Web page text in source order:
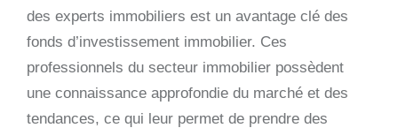
des experts immobiliers est un avantage clé des
fonds d’investissement immobilier. Ces
professionnels du secteur immobilier possèdent
une connaissance approfondie du marché et des
tendances, ce qui leur permet de prendre des